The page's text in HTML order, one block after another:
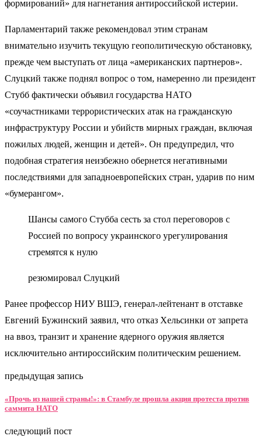
формирований» для нагнетания антироссийской истерии.
Парламентарий также рекомендовал этим странам
внимательно изучить текущую геополитическую обстановку,
прежде чем выступать от лица «американских партнеров».
Слуцкий также поднял вопрос о том, намеренно ли президент
Стубб фактически объявил государства НАТО
«соучастниками террористических атак на гражданскую
инфраструктуру России и убийств мирных граждан, включая
пожилых людей, женщин и детей». Он предупредил, что
подобная стратегия неизбежно обернется негативными
последствиями для западноевропейских стран, ударив по ним
«бумерангом».
Шансы самого Стубба сесть за стол переговоров с
Россией по вопросу украинского урегулирования
стремятся к нулю
резюмировал Слуцкий
Ранее профессор НИУ ВШЭ, генерал-лейтенант в отставке
Евгений Бужинский заявил, что отказ Хельсинки от запрета
на ввоз, транзит и хранение ядерного оружия является
исключительно антироссийским политическим решением.
предыдущая запись
«Прочь из нашей страны!»: в Стамбуле прошла акция протеста против
саммита НАТО
следующий пост